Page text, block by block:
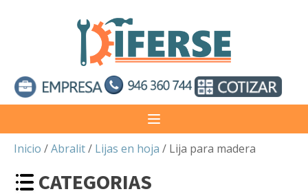
Inicio /Abralit/ Lijas en hoja / Lija para madera
CATEGORIAS